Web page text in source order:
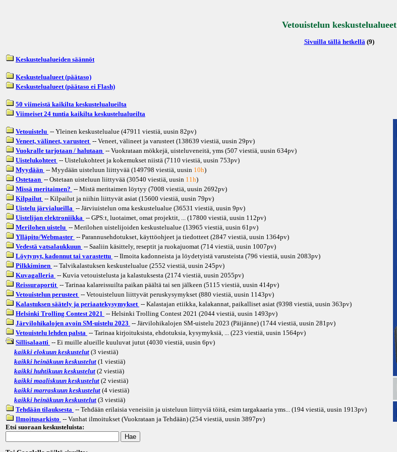
Vetouistelun keskustelualueet
Sivuilla tällä hetkellä (9)
Keskustelualueiden säännöt
Keskustelualueet (päätaso)
Keskustelualueet (päätaso ei Flash)
50 viimeistä kaikilta keskustelualueilta
Viimeiset 24 tuntia kaikilta keskustelualueilta
Vetouistelu -- Yleinen keskustelualue (47911 viestiä, uusin 82pv)
Veneet, välineet, varusteet -- Veneet, välineet ja varusteet (138639 viestiä, uusin 29pv)
Vuokralle tarjotaan / halutaan -- Vuokrataan mökkejä, uisteluveneitä, yms (507 viestiä, uusin 634pv)
Uistelukohteet -- Uistelukohteet ja kokemukset niistä (7110 viestiä, uusin 753pv)
Myydään -- Myydään uisteluun liittyvää (149798 viestiä, uusin 10h)
Ostetaan -- Ostetaan uisteluun liittyvää (30540 viestiä, uusin 11h)
Missä meritaimen? -- Mistä meritaimen löytyy (7008 viestiä, uusin 2692pv)
Kilpailut -- Kilpailut ja niihin liittyvät asiat (15600 viestiä, uusin 79pv)
Uistelu järvialueilla -- Järviuistelun oma keskustelualue (36531 viestiä, uusin 9pv)
Uistelijan elektroniikka -- GPS:t, luotaimet, omat projektit, ... (17800 viestiä, uusin 112pv)
Merilohen uistelu -- Merilohen uistelijoiden keskustelualue (13965 viestiä, uusin 61pv)
Ylläpito/Webmaster -- Parannusehdotukset, käyttöohjeet ja tiedotteet (2847 viestiä, uusin 1364pv)
Vedestä vatsalaukkuun -- Saaliin käsittely, reseptit ja ruokajuomat (714 viestiä, uusin 1007pv)
Löytynyt, kadonnut tai varastettu -- Ilmoita kadonneista ja löydetyistä varusteista (796 viestiä, uusin 2083pv)
Pilkkiminen -- Talvikalastuksen keskustelualue (2552 viestiä, uusin 245pv)
Kuvagalleria -- Kuvia vetouistelusta ja kalastuksesta (2174 viestiä, uusin 2055pv)
Reissuraportit -- Tarinaa kalareissuilta paikan päältä tai sen jälkeen (5115 viestiä, uusin 414pv)
Vetouistelun perusteet -- Vetouisteluun liittyvät peruskysymykset (880 viestiä, uusin 1143pv)
Kalastuksen säätely ja periaatekysymykset -- Kalastajan etiikka, kalakannat, paikalliset asiat (9398 viestiä, uusin 363pv)
Helsinki Trolling Contest 2021 -- Helsinki Trolling Contest 2021 (2044 viestiä, uusin 1493pv)
Järvilohikalojen avoin SM-uistelu 2023 -- Järvilohikalojen SM-uistelu 2023 (Päijänne) (1744 viestiä, uusin 281pv)
Vetouistelu lehden palsta -- Tarinaa kirjoituksista, ehdotuksia, kysymyksiä, ... (223 viestiä, uusin 1564pv)
Sillisalaatti -- Ei muille alueille kuuluvat jutut (4030 viestiä, uusin 6pv)
kaikki elokuun keskustelut (3 viestiä)
kaikki heinäkuun keskustelut (1 viestiä)
kaikki huhtikuun keskustelut (2 viestiä)
kaikki maaliskuun keskustelut (2 viestiä)
kaikki marraskuun keskustelut (4 viestiä)
kaikki heinäkuun keskustelut (3 viestiä)
Tehdään tilauksesta -- Tehdään erilaisia veneisiin ja uisteluun liittyviä töitä, esim targakaaria yms... (194 viestiä, uusin 1913pv)
Ilmoitusarkisto -- Vanhat ilmoitukset (Vuokrataan ja Tehdään) (254 viestiä, uusin 3897pv)
Etsi suoraan keskusteluista: